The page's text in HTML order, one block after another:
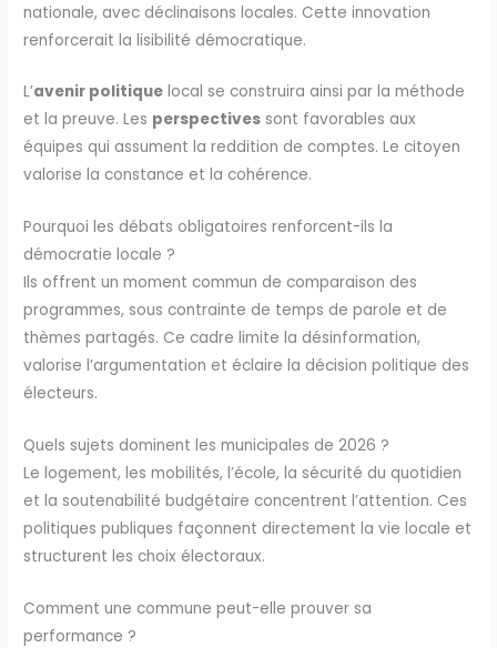
nationale, avec déclinaisons locales. Cette innovation
renforcerait la lisibilité démocratique.
L’avenir politique local se construira ainsi par la méthode
et la preuve. Les perspectives sont favorables aux
équipes qui assument la reddition de comptes. Le citoyen
valorise la constance et la cohérence.
Pourquoi les débats obligatoires renforcent-ils la
démocratie locale ?
Ils offrent un moment commun de comparaison des
programmes, sous contrainte de temps de parole et de
thèmes partagés. Ce cadre limite la désinformation,
valorise l’argumentation et éclaire la décision politique des
électeurs.
Quels sujets dominent les municipales de 2026 ?
Le logement, les mobilités, l’école, la sécurité du quotidien
et la soutenabilité budgétaire concentrent l’attention. Ces
politiques publiques façonnent directement la vie locale et
structurent les choix électoraux.
Comment une commune peut-elle prouver sa
performance ?